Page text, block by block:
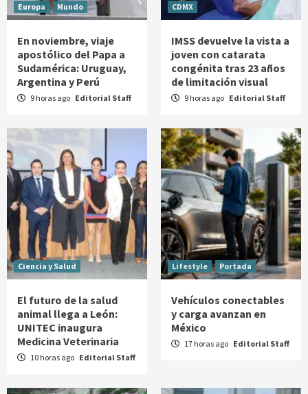
Europa Mundo
En noviembre, viaje
apostólico del Papa a
Sudamérica: Uruguay,
Argentina y Perú
9 horas ago Editorial Staff
CDMX
IMSS devuelve la vista a
joven con catarata
congénita tras 23 años
de limitación visual
9 horas ago Editorial Staff
Ciencia y Salud
El futuro de la salud
animal llega a León:
UNITEC inaugura
Medicina Veterinaria
10 horas ago Editorial Staff
Lifestyle Portada
Vehículos conectables
y carga avanzan en
México
17 horas ago Editorial Staff